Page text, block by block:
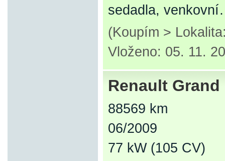
sedadla,
(Koupím >
Vloženo: 05. 11.
Renault
88569 km
06/2009
77 kW (105 CV)